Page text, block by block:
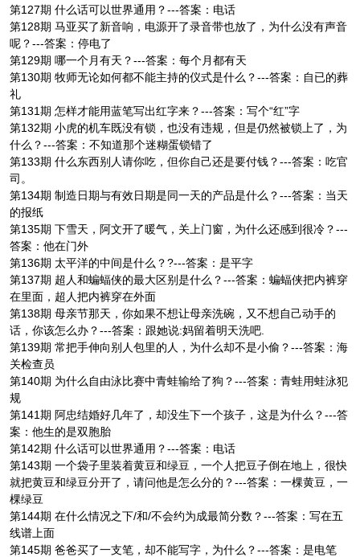
第127期 什么话可以世界通用？---答案：电话
第128期 马亚买了新音响，电源开了录音带也放了，为什么没有声音
呢？---答案：停电了
第129期 哪一个月有天？---答案：每个月都有天
第130期 牧师无论如何都不能主持的仪式是什么？---答案：自已的葬
礼
第131期 怎样才能用蓝笔写出红字来？---答案：写个“红”字
第132期 小虎的机车既没有锁，也没有违规，但是仍然被锁上了，为
什么？---答案：不知道那个迷糊蛋锁错了
第133期 什么东西别人请你吃，但你自己还是要付钱？---答案：吃官
司。
第134期 制造日期与有效日期是同一天的产品是什么？---答案：当天
的报纸
第135期 下雪天，阿文开了暖气，关上门窗，为什么还感到很冷？---
答案：他在门外
第136期 太平洋的中间是什么？?---答案：是平字
第137期 超人和蝙蝠侠的最大区别是什么？---答案：蝙蝠侠把内裤穿
在里面，超人把内裤穿在外面
第138期 母亲节那天，你如果不想让母亲洗碗，又不想自己动手的
话，你该怎么办？---答案：跟她说:妈留着明天洗吧.
第139期 常把手伸向别人包里的人，为什么却不是小偷？---答案：海
关检查员
第140期 为什么自由泳比赛中青蛙输给了狗？---答案：青蛙用蛙泳犯
规
第141期 阿忠结婚好几年了，却没生下一个孩子，这是为什么？---答
案：他生的是双胞胎
第142期 什么话可以世界通用？---答案：电话
第143期 一个袋子里装着黄豆和绿豆，一个人把豆子倒在地上，很快
就把黄豆和绿豆分开了，请问他是怎么分的？---答案：一棵黄豆，一
棵绿豆
第144期 在什么情况之下/和/不会约为成最简分数？---答案：写在五
线谱上面
第145期 爸爸买了一支笔，却不能写字，为什么？---答案：是电笔